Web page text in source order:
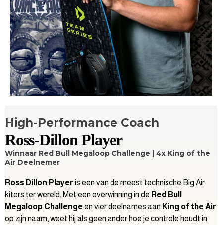
High-Performance Coach
Ross-Dillon Player
Winnaar Red Bull Megaloop Challenge | 4x King of the
Air Deelnemer
Ross Dillon Player is een van de meest technische Big Air
kiters ter wereld. Met een overwinning in de Red Bull
Megaloop Challenge en vier deelnames aan King of the Air
op zijn naam, weet hij als geen ander hoe je controle houdt in